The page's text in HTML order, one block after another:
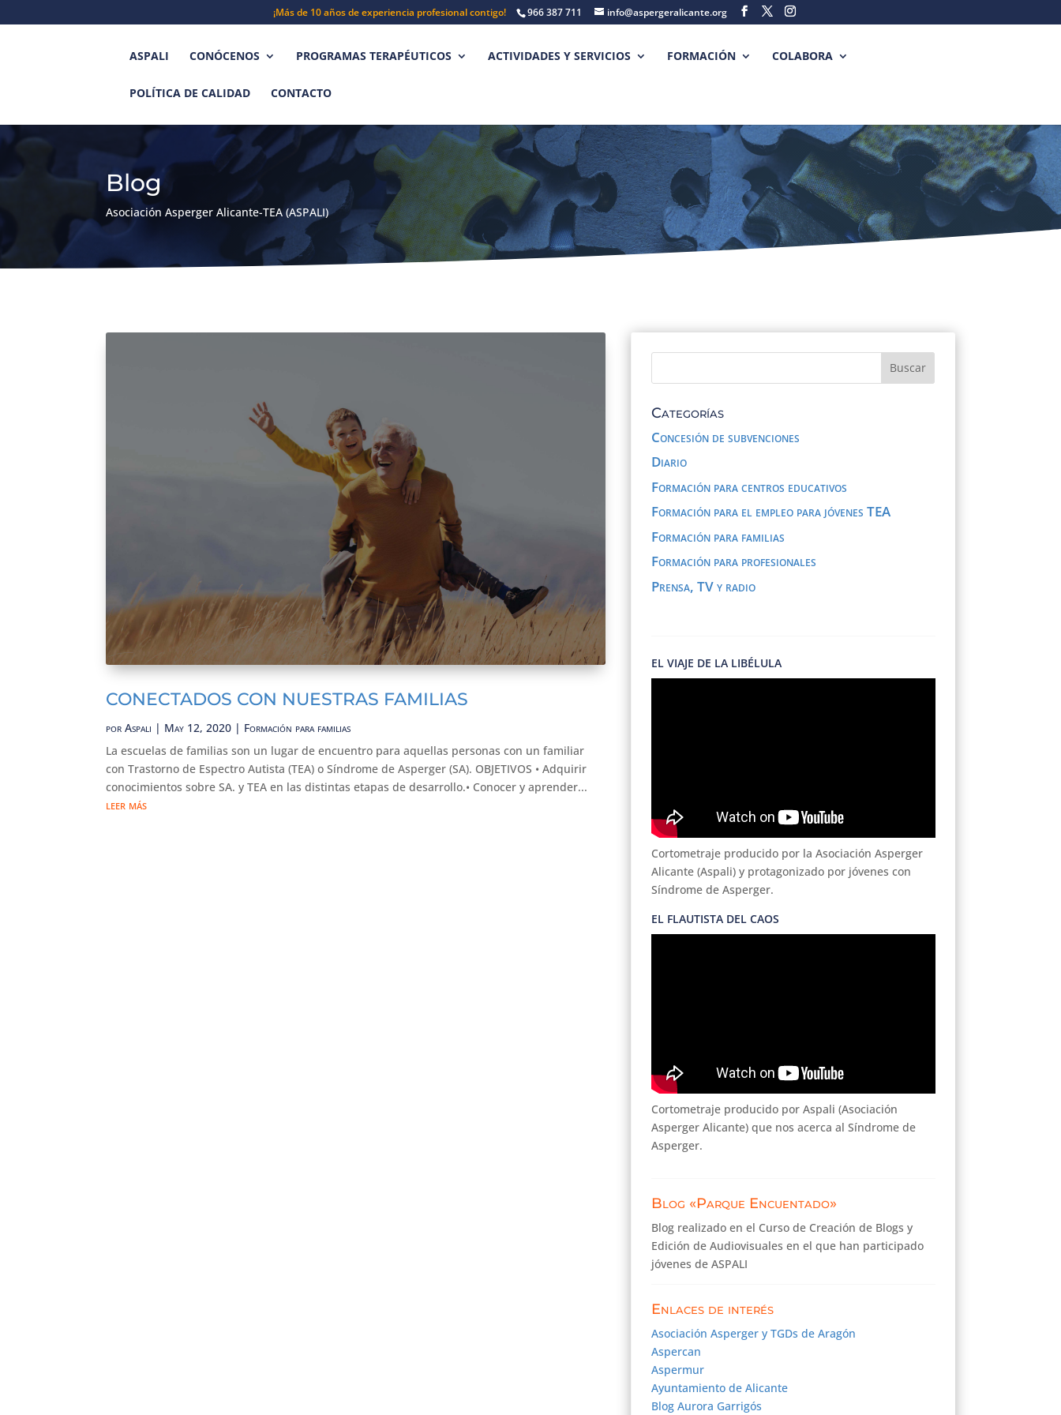
¡Más de 10 años de experiencia profesional contigo! 966 387 711 info@aspergeralicante.org
ASPALI CONÓCENOS PROGRAMAS TERAPÉUTICOS ACTIVIDADES Y SERVICIOS FORMACIÓN COLABORA
POLÍTICA DE CALIDAD CONTACTO
Blog
Asociación Asperger Alicante-TEA (ASPALI)
CONECTADOS CON NUESTRAS FAMILIAS
porAspali | May 12, 2020 | Formación para familias
La escuelas de familias son un lugar de encuentro para aquellas personas con un familiar
con Trastorno de Espectro Autista (TEA) o Síndrome de Asperger (SA). OBJETIVOS • Adquirir
conocimientos sobre SA. y TEA en las distintas etapas de desarrollo.• Conocer y aprender...
leer más
Categorías
Concesión de subvenciones
Diario
Formación para centros educativos
Formación para el empleo para jóvenes TEA
Formación para familias
Formación para profesionales
Prensa, TV y radio
EL VIAJE DE LA LIBÉLULA
Cortometraje producido por la Asociación Asperger
Alicante (Aspali) y protagonizado por jóvenes con
Síndrome de Asperger.
EL FLAUTISTA DEL CAOS
Cortometraje producido por Aspali (Asociación
Asperger Alicante) que nos acerca al Síndrome de
Asperger.
Blog «Parque Encuentado»
Blog realizado en el Curso de Creación de Blogs y
Edición de Audiovisuales en el que han participado
jóvenes de ASPALI
Enlaces de interés
Asociación Asperger y TGDs de Aragón
Aspercan
Aspermur
Ayuntamiento de Alicante
Blog Aurora Garrigós